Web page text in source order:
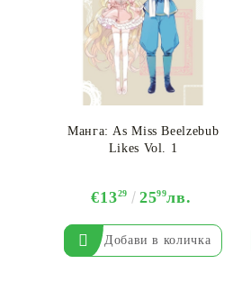
Манга: As Miss Beelzebub
Likes Vol. 1
€1329 2599лв.